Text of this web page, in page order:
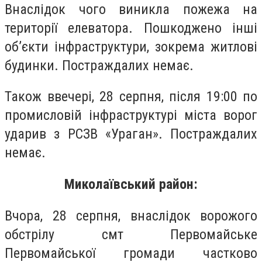
Внаслідок чого виникла пожежа на
території елеватора. Пошкоджено інші
об’єкти інфраструктури, зокрема житлові
будинки. Постраждалих немає.
Також ввечері, 28 серпня, після 19:00 по
промисловій інфраструктурі міста ворог
ударив з РСЗВ «Ураган». Постраждалих
немає.
Миколаївський район:
Вчора, 28 серпня, внаслідок ворожого
обстрілу смт Первомайське
Первомайської громади частково